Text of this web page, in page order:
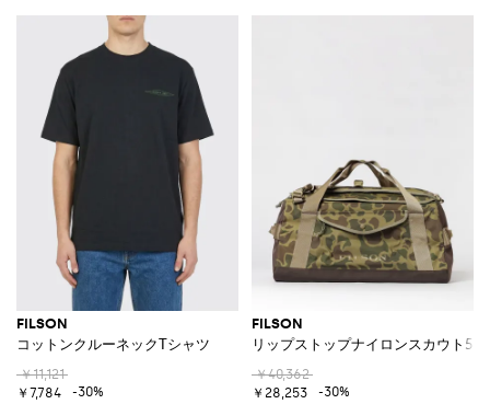
FILSON
コットンクルーネックTシャツ
￥11,121
￥7,784
-30%
FILSON
リップストップナイロンスカウト
￥40,362
￥28,253
-30%